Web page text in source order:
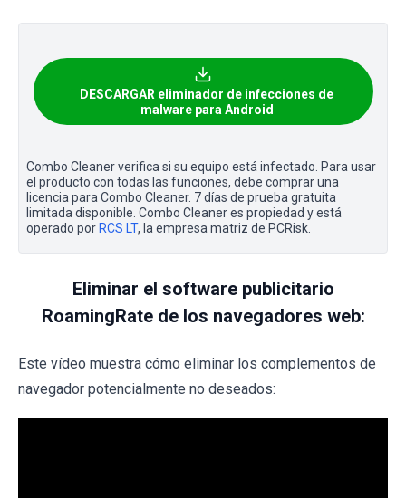
DESCARGAR eliminador de infecciones de
malware para Android
Combo Cleaner verifica si su equipo está infectado. Para usar
el producto con todas las funciones, debe comprar una
licencia para Combo Cleaner. 7 días de prueba gratuita
limitada disponible. Combo Cleaner es propiedad y está
operado porRCS LT, la empresa matriz de PCRisk.
Eliminar el software publicitario
RoamingRate de los navegadores web:
Este vídeo muestra cómo eliminar los complementos de
navegador potencialmente no deseados: